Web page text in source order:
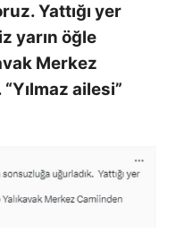
Yattığı yer
yarın öğle
Merkez
ailesi”